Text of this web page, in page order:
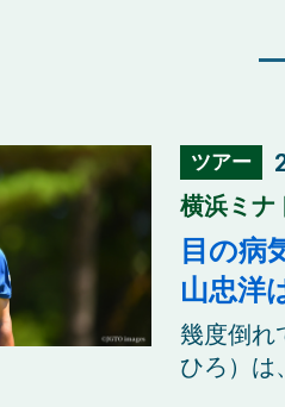
ツアー
横浜ミナ
目の病
山忠洋
幾度倒れ
ひろ）は